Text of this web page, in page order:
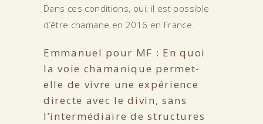
Dans ces conditions, oui, il est possible
d’être chamane en 2016 en France.
Emmanuel pour MF : En quoi
la voie chamanique permet-
elle de vivre une expérience
directe avec le divin, sans
l’intermédiaire de structures